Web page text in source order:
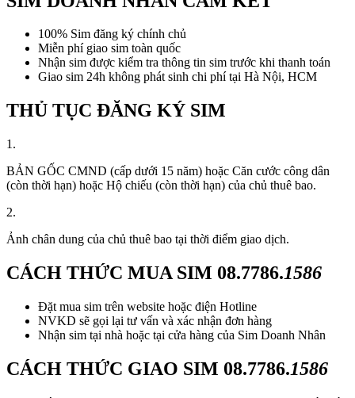
100% Sim đăng ký chính chủ
Miễn phí giao sim toàn quốc
Nhận sim được kiểm tra thông tin sim trước khi thanh toán
Giao sim 24h không phát sinh chi phí tại Hà Nội, HCM
THỦ TỤC ĐĂNG KÝ SIM
1.
BẢN GỐC CMND (cấp dưới 15 năm) hoặc Căn cước công dân
(còn thời hạn) hoặc Hộ chiếu (còn thời hạn) của chủ thuê bao.
2.
Ảnh chân dung của chủ thuê bao tại thời điểm giao dịch.
CÁCH THỨC MUA SIM 08.7786.1586
Đặt mua sim trên website hoặc điện Hotline
NVKD sẽ gọi lại tư vấn và xác nhận đơn hàng
Nhận sim tại nhà hoặc tại cửa hàng của Sim Doanh Nhân
CÁCH THỨC GIAO SIM 08.7786.1586